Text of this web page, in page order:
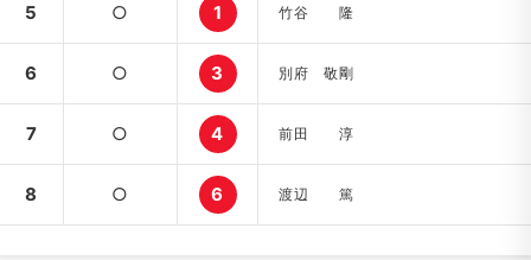
5 ○ 1 竹谷 隆
6 ○ 3 別府 敬剛
7 ○ 4 前田 淳
8 ○ 6 渡辺 篤